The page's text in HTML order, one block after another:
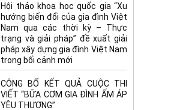
Hội thảo khoa học quốc gia “Xu
hướng biến đổi của gia đình Việt
Nam qua các thời kỳ – Thực
trạng và giải pháp” đề xuất giải
pháp xây dựng gia đình Việt Nam
trong bối cảnh mới
CÔNG BỐ KẾT QUẢ CUỘC THI
VIẾT “BỮA CƠM GIA ĐÌNH ẤM ÁP
YÊU THƯƠNG”